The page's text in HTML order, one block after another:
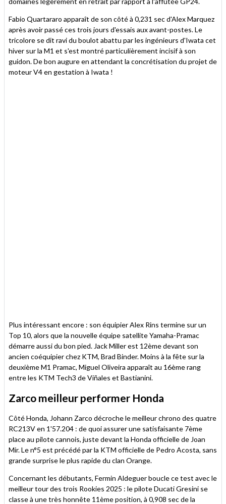
Fabio Quartararo apparaît de son côté à 0,231 sec d'Alex Marquez
après avoir passé ces trois jours d'essais aux avant-postes. Le
tricolore se dit ravi du boulot abattu par les ingénieurs d'Iwata cet
hiver sur la M1 et s'est montré particulièrement incisif à son
guidon. De bon augure en attendant la concrétisation du projet de
moteur V4 en gestation à Iwata !
Plus intéressant encore : son équipier Alex Rins termine sur un
Top 10, alors que la nouvelle équipe satellite Yamaha-Pramac
démarre aussi du bon pied. Jack Miller est 12ème devant son
ancien coéquipier chez KTM, Brad Binder. Moins à la fête sur la
deuxième M1 Pramac, Miguel Oliveira apparaît au 16ème rang
entre les KTM Tech3 de Viñales et Bastianini.
Zarco meilleur performer Honda
Côté Honda, Johann Zarco décroche le meilleur chrono des quatre
RC213V en 1'57.204 : de quoi assurer une satisfaisante 7ème
place au pilote cannois, juste devant la Honda officielle de Joan
Mir. Le n°5 est précédé par la KTM officielle de Pedro Acosta, sans
grande surprise le plus rapide du clan Orange.
Concernant les débutants, Fermin Aldeguer boucle ce test avec le
meilleur tour des trois Rookies 2025 : le pilote Ducati Gresini se
classe à une très honnête 11ème position, à 0,908 sec de la